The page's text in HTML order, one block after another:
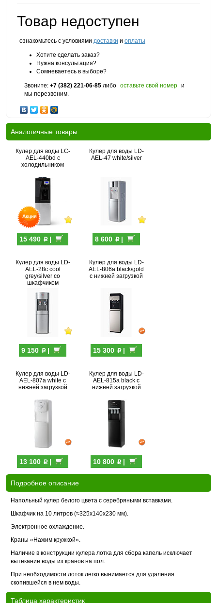
Товар недоступен
ознакомьтесь с условиями доставки и оплаты
Хотите сделать заказ?
Нужна консультация?
Сомневаетесь в выборе?
Звоните: +7 (382) 221-06-85 либо оставьте свой номер и
мы перезвоним.
Аналогичные товары
Кулер для воды LC-
AEL-440bd с
холодильником
15 490 p|
Кулер для воды LD-
AEL-47 white/silver
8 600 p|
Кулер для воды LD-
AEL-28c cool
grey/silver со
шкафчиком
9 150 p|
Кулер для воды LD-
AEL-806a black/gold
с нижней загрузкой
15 300 p|
Кулер для воды LD-
AEL-807a white с
нижней загрузкой
13 100 p|
Кулер для воды LD-
AEL-815a black с
нижней загрузкой
10 800 p|
Подробное описание
Напольный кулер белого цвета с серебряными вставками.
Шкафчик на 10 литров (≈325x140x230 мм).
Электронное охлаждение.
Краны «Нажим кружкой».
Наличие в конструкции кулера лотка для сбора капель исключает
вытекание воды из кранов на пол.
При необходимости лоток легко вынимается для удаления
скопившейся в нем воды.
Таблица характеристик